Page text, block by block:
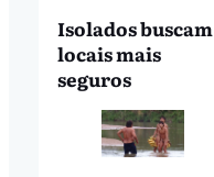
Isolados buscam
locais mais
seguros